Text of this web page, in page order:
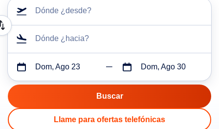
Dónde ¿desde?
Dónde ¿hacia?
Dom, Ago 23 Dom, Ago 30
Llame para ofertas telefónicas